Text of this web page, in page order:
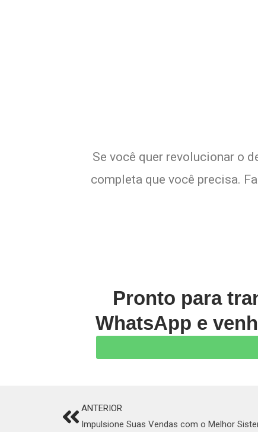
Se você quer revolucionar o
completa que você precisa.
Pronto para
WhatsApp e
PrevANTERIOR
Impulsione Suas Vendas com o Melhor